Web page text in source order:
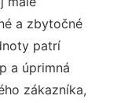
a zbytočné
patrí
a úprimná
zákazníka,